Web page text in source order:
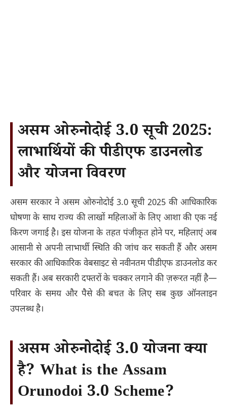
असम ओरुनोदोई 3.0 सूची 2025:
लाभार्थियों की पीडीएफ डाउनलोड
और योजना विवरण
असम सरकार ने असम ओरुनोदोई 3.0 सूची 2025 की आधिकारिक
घोषणा के साथ राज्य की लाखों महिलाओं के लिए आशा की एक नई
किरण जगाई है। इस योजना के तहत पंजीकृत होने पर, महिलाएं अब
आसानी से अपनी लाभार्थी स्थिति की जांच कर सकती हैं और असम
सरकार की आधिकारिक वेबसाइट से नवीनतम पीडीएफ डाउनलोड कर
सकती हैं। अब सरकारी दफ्तरों के चक्कर लगाने की ज़रूरत नहीं है—
परिवार के समय और पैसे की बचत के लिए सब कुछ ऑनलाइन
उपलब्ध है।
असम ओरुनोदोई 3.0 योजना क्या
है? What is the Assam
Orunodoi 3.0 Scheme?